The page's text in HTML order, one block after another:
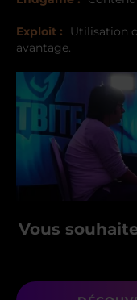
Vous
Exploit :
Utilisation
avantage.